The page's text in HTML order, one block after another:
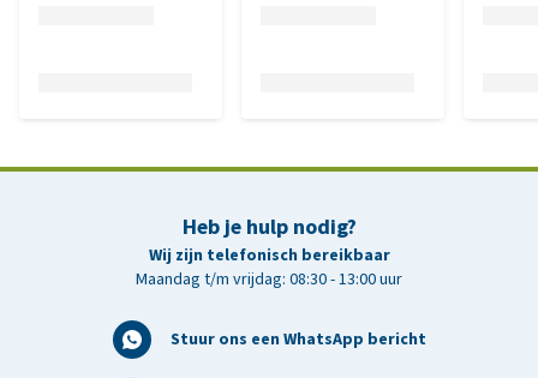
Heb je hulp nodig?
Wij zijn telefonisch bereikbaar
Maandag t/m vrijdag: 08:30 - 13:00 uur
Stuur ons een WhatsApp bericht